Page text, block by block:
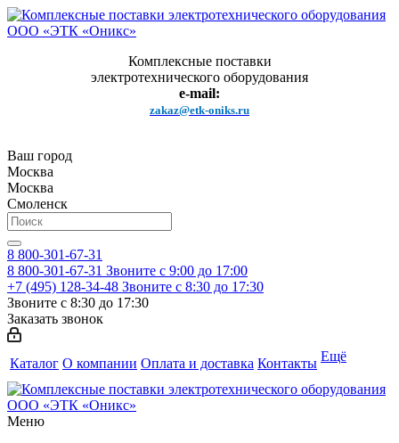
Комплексные поставки
электротехнического оборудования
e-mail:
zakaz@etk-oniks.ru
Ваш город
Москва
Москва
Смоленск
8 800-301-67-31
8 800-301-67-31 Звоните с 9:00 до 17:00
+7 (495) 128-34-48 Звоните с 8:30 до 17:30
Звоните с 8:30 до 17:30
Заказать звонок
Каталог О компании Оплата и доставка Контакты Ещё
Меню